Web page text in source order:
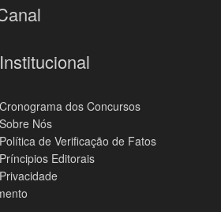
Institucional
Cronograma dos Concursos
Sobre Nós
Política de Verificação de Fatos
Príncipios Editorais
Privacidade